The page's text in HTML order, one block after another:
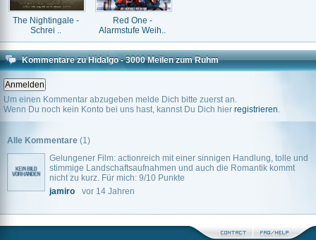
The Nightingale -
Schrei ..
Red One -
Alarmstufe Weih..
Kommentare zu Hidalgo - 3000 Meilen zum Ruhm
Um einen Kommentar abzugeben melde Dich bitte zuerst an.
Wenn Du noch kein Konto bei uns hast, kannst Du Dich hier registrieren.
Alle Kommentare (1)
Gelungener Film: actionreich mit einer sinnigen Handlung, tolle und
stimmige Landschaftsaufnahmen und auch die Romantik kommt
nicht zu kurz. Für mich: 9/10 Punkte
jamiro
vor 14 Jahren